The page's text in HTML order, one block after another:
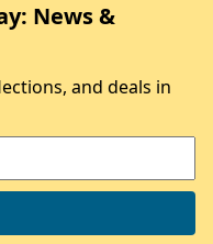
News &
and deals in